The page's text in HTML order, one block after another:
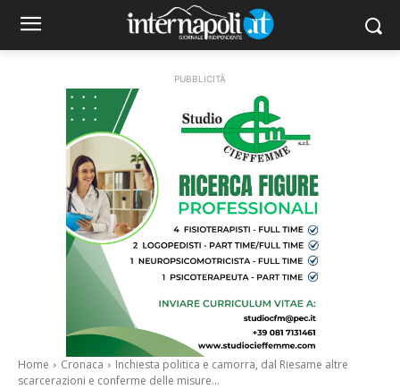
PUBBLICITÀ
Home Cronaca
Inchiesta politica e camorra, dal Riesame altre
scarcerazioni e conferme delle misure...